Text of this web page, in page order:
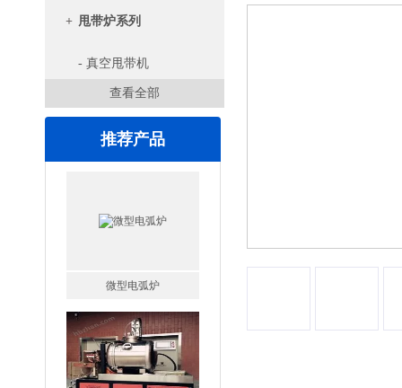
+ 甩带炉系列
- 真空甩带机
查看全部
推荐产品
高腐蚀熔炼炉